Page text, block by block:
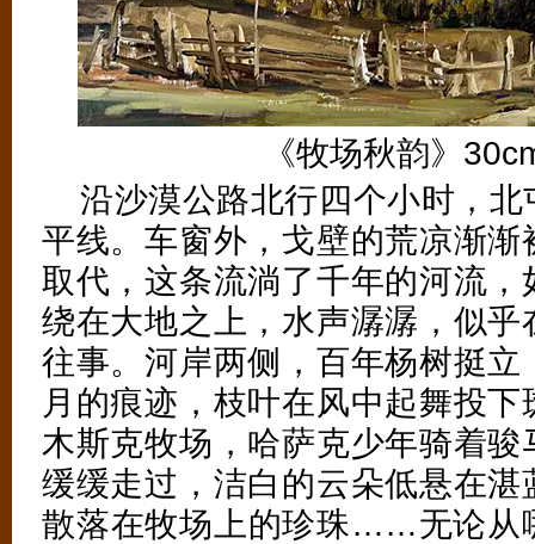
《牧场秋韵》
沿沙漠公路北行四个小时，
平线。车窗外，戈壁的荒凉渐
取代，这条流淌了千年的河流
绕在大地之上，水声潺潺，似
往事。河岸两侧，百年杨树挺
月的痕迹，枝叶在风中起舞投
木斯克牧场，哈萨克少年骑着
缓缓走过，洁白的云朵低悬在
散落在牧场上的珍珠……无论从